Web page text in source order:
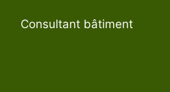
Consultant bâtiment